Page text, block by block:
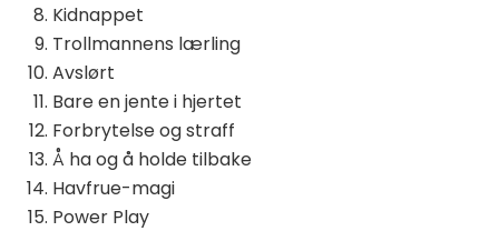
Kidnappet
Trollmannens lærling
Avslørt
Bare en jente i hjertet
Forbrytelse og straff
Å ha og å holde tilbake
Havfrue-magi
Power Play